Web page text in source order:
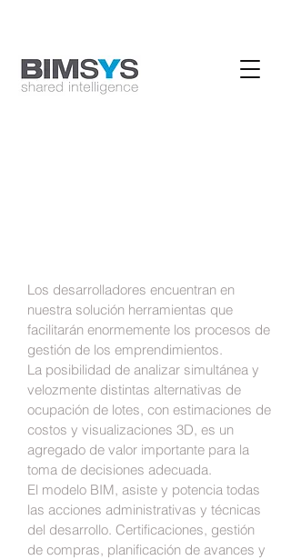
Los desarrolladores encuentran en
nuestra solución herramientas que
facilitarán enormemente los procesos de
gestión de los emprendimientos.
La posibilidad de analizar simultánea y
velozmente distintas alternativas de
ocupación de lotes, con estimaciones de
costos y visualizaciones 3D, es un
agregado de valor importante para la
toma de decisiones adecuada.
El modelo BIM, asiste y potencia todas
las acciones administrativas y técnicas
del desarrollo. Certificaciones, gestión
de compras, planificación de avances y